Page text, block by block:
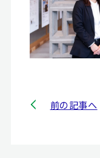
前の記事へ